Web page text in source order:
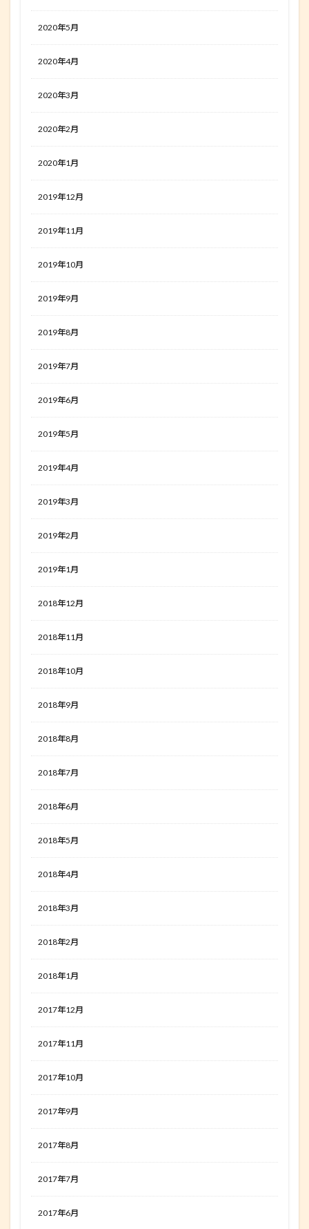
2020年5月
2020年4月
2020年3月
2020年2月
2020年1月
2019年12月
2019年11月
2019年10月
2019年9月
2019年8月
2019年7月
2019年6月
2019年5月
2019年4月
2019年3月
2019年2月
2019年1月
2018年12月
2018年11月
2018年10月
2018年9月
2018年8月
2018年7月
2018年6月
2018年5月
2018年4月
2018年3月
2018年2月
2018年1月
2017年12月
2017年11月
2017年10月
2017年9月
2017年8月
2017年7月
2017年6月